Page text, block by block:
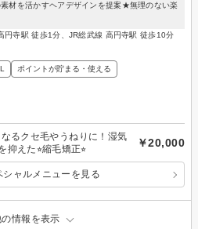
材を活かすヘアデザインを提案★無理のない楽
円寺駅 徒歩1分、JR総武線 高円寺駅 徒歩10分
ポイントが貯まる・使える
るクセ毛やうねりに！湿気
えた⭐︎縮毛矯正⭐︎
￥20,000
シャルメニューを見る
情報を表示